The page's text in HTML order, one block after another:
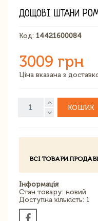
ДОЩОВІ ШТАНИ
Код: 14421600084
3009 грн
Ціна вказана з
КОШИК
ВСІ ТОВАРИ
Інформація
Стан товару: новий
Доступна кількість: 1